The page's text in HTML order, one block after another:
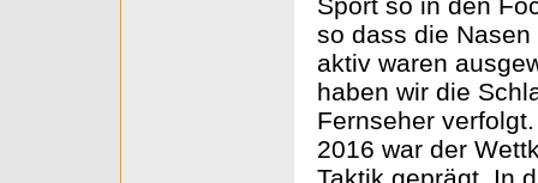
so dass die
aktiv waren
haben wir die
Fernseher verfolgt.
2016 war der